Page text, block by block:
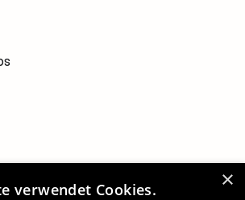
×
verwendet Cookies.